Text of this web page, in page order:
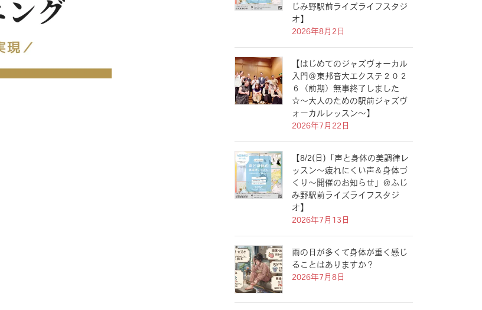
じみ野駅前ライズライフスタジ
オ】
2026年8月2日
【はじめてのジャズヴォーカル
入門＠東邦音大エクステ２０２
６（前期）無事終了しました
☆〜大人のための駅前ジャズヴ
ォーカルレッスン〜】
2026年7月22日
【8/2(日)「声と身体の美調律レ
ッスン〜疲れにくい声＆身体づ
くり〜開催のお知らせ」＠ふじ
み野駅前ライズライフスタジ
オ】
2026年7月13日
雨の日が多くて身体が重く感じ
ることはありますか？
2026年7月8日